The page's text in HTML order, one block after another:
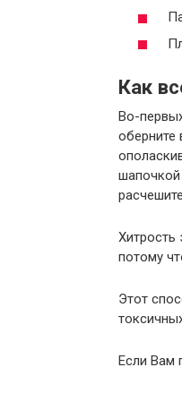
Как
Во-
оберните
Хитрость
потому
Этот
Если Вам